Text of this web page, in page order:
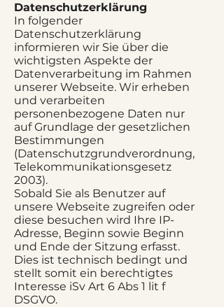
Datenschutzerklärung
In folgender
Datenschutzerklärung
informieren wir Sie über die
wichtigsten Aspekte der
Datenverarbeitung im Rahmen
unserer Webseite. Wir erheben
und verarbeiten
personenbezogene Daten nur
auf Grundlage der gesetzlichen
Bestimmungen
(Datenschutzgrundverordnung,
Telekommunikationsgesetz
2003).
Sobald Sie als Benutzer auf
unsere Webseite zugreifen oder
diese besuchen wird Ihre IP-
Adresse, Beginn sowie Beginn
und Ende der Sitzung erfasst.
Dies ist technisch bedingt und
stellt somit ein berechtigtes
Interesse iSv Art 6 Abs 1 lit f
DSGVO.